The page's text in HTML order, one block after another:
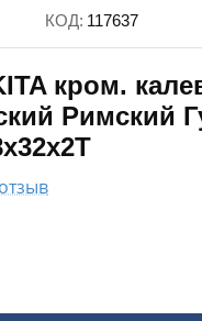
КОД: 117637
кром.
Римский